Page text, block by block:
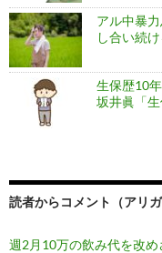
アル中暴
し合い続
生保歴10
坂井眞「生
読者からコメント（アリガ
週2月10万の飲み代を改